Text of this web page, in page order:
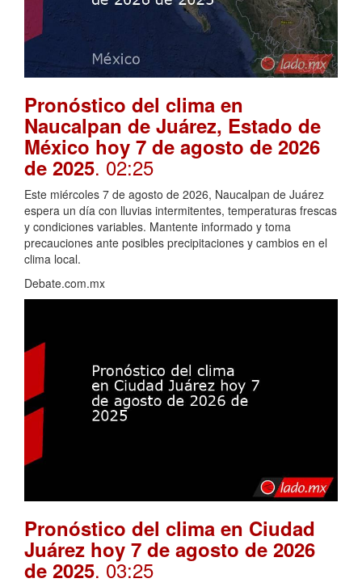
Pronóstico del clima en
Naucalpan de Juárez, Estado de
México hoy 7 de agosto de 2026
de 2025. 02:25
Este miércoles 7 de agosto de 2026, Naucalpan de Juárez
espera un día con lluvias intermitentes, temperaturas frescas
y condiciones variables. Mantente informado y toma
precauciones ante posibles precipitaciones y cambios en el
clima local.
Debate.com.mx
Pronóstico del clima en Ciudad
Juárez hoy 7 de agosto de 2026
de 2025. 03:25